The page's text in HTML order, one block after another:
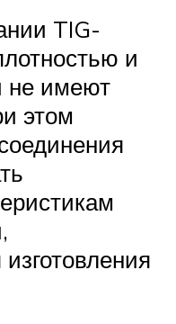
TIG-
и
не имеют
этом